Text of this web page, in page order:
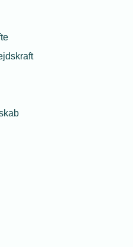
til virksomheden
på virk.dk
sender
til
Kvalitet besked om,
virksomheden på
en